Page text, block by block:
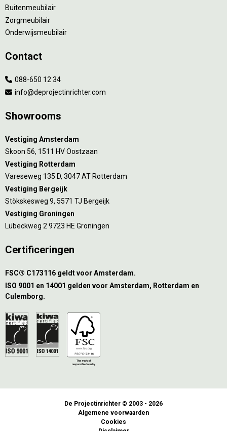
Buitenmeubilair
Zorgmeubilair
Onderwijsmeubilair
Contact
088-650 12 34
info@deprojectinrichter.com
Showrooms
Vestiging Amsterdam
Skoon 56, 1511 HV Oostzaan
Vestiging Rotterdam
Vareseweg 135 D, 3047 AT Rotterdam
Vestiging Bergeijk
Stökskesweg 9, 5571 TJ Bergeijk
Vestiging Groningen
Lübeckweg 2 9723 HE Groningen
Certificeringen
FSC® C173116 geldt voor Amsterdam.
ISO 9001 en 14001 gelden voor Amsterdam, Rotterdam en
Culemborg.
De Projectinrichter © 2003 - 2026
Algemene voorwaarden
Cookies